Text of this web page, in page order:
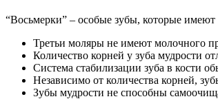
“Восьмерки” – особые зубы, которые
Третьи моляры не имеют молочного
Количество корней у зуба мудрости
Система стабилизации зуба в кости
Независимо от количества корней,
Зубы мудрости не способны